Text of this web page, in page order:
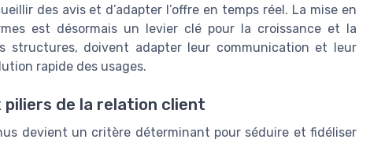
des avis et d’adapter l’offre en temps réel. La mise en
est désormais un levier clé pour la croissance et la
structures, doivent adapter leur communication et leur
rapide des usages.
de la relation client
devient un critère déterminant pour séduire et fidéliser